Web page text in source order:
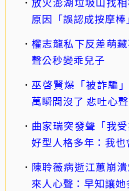
原因「誤認成按摩棒」
權志龍私下反差萌
聲公秒變乖兒子
巫啓賢爆「被詐騙
萬瞬間沒了 悲吐心聲
曲家瑞突發聲「我
好型人格多年：我也
陳聆薇病逝江蕙崩
來人心聲：早知讓